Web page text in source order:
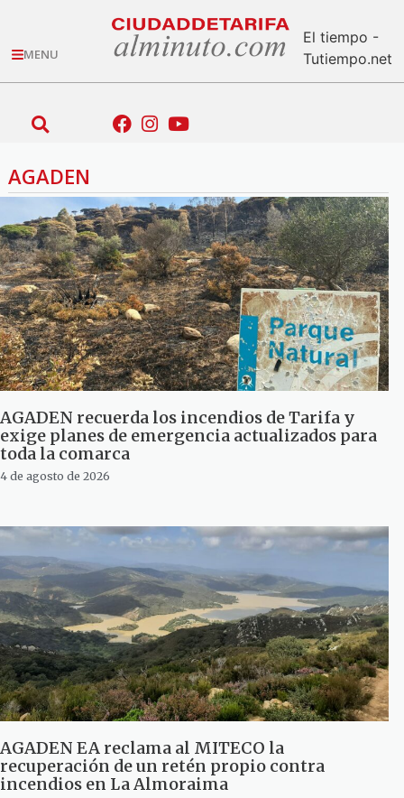
MENU
El tiempo -
Tutiempo.net
AGADEN
AGADEN recuerda los incendios de Tarifa y
exige planes de emergencia actualizados para
toda la comarca
4 de agosto de 2026
AGADEN EA reclama al MITECO la
recuperación de un retén propio contra
incendios en La Almoraima